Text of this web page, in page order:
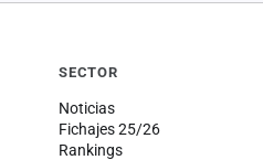
SECTOR
Noticias
Fichajes 25/26
Rankings